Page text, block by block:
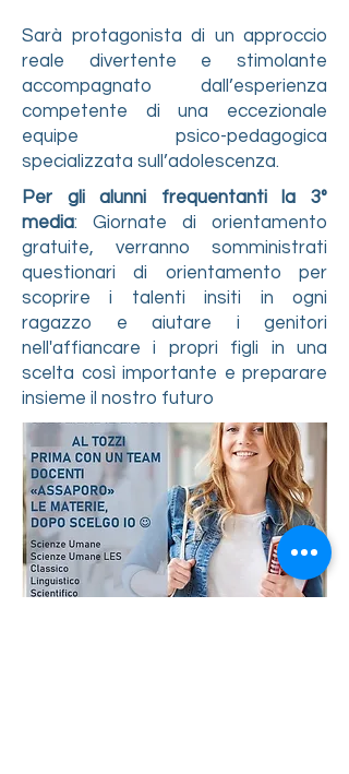
Sarà protagonista di un approccio
reale divertente e stimolante
accompagnato dall’esperienza
competente di una eccezionale
equipe psico-pedagogica
specializzata sull’adolescenza.
Per gli alunni frequentanti la 3°
media: Giornate di orientamento
gratuite, verranno somministrati
questionari di orientamento per
scoprire i talenti insiti in ogni
ragazzo e aiutare i genitori
nell'affiancare i propri figli in una
scelta così importante e preparare
insieme il nostro futuro